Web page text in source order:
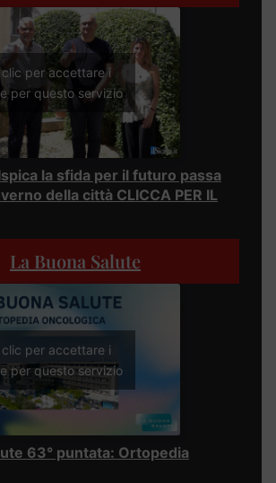
clic per accettare i
per questo servizio
la sfida per il futuro passa
della città CLICCA PER IL
La Buona Salute
clic per accettare i
per questo servizio
63° puntata: Ortopedia